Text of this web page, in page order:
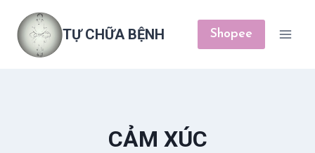
content
TỰ CHỮA BỆNH Shopee
CẢM XÚC